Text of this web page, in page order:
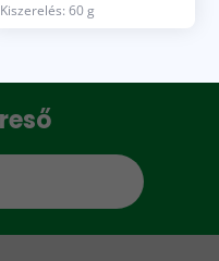
Kiszerelés: 60 g